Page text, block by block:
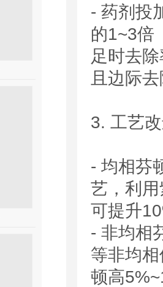
- 药剂投
的1~3倍
足时去
且边际
3. 工艺
- 均相芬
艺，利用
可提升
- 非均相
等非均
顿高